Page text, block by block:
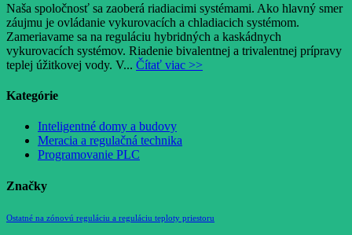
Naša spoločnosť sa zaoberá riadiacimi systémami. Ako hlavný smer
záujmu je ovládanie vykurovacích a chladiacich systémom.
Zameriavame sa na reguláciu hybridných a kaskádnych
vykurovacích systémov. Riadenie bivalentnej a trivalentnej prípravy
teplej úžitkovej vody. V... Čítať viac >>
Kategórie
Inteligentné domy a budovy
Meracia a regulačná technika
Programovanie PLC
Značky
Ostatné na zónovú reguláciu a reguláciu teploty priestoru